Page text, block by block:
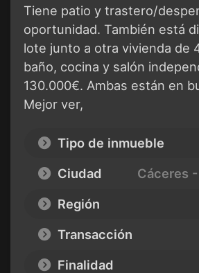
Tiene patio y trastero/
oportunidad. También está
lote junto a otra vivienda de
baño, cocina y salón
130.000€. Ambas están en
Mejor ver,
Tipo de inmueble
Ciudad
Cáceres
Región
Transacción
Finalidad